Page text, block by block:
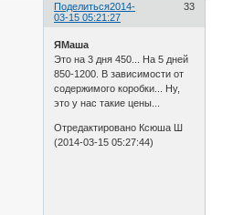
Поделиться 33
2014-
03-15 05:21:27
ЯМаша
Это на 3 дня 450... На 5 дней
850-1200. В зависимости от
содержимого коробки... Ну,
это у нас такие цены...
Отредактировано Ксюша Ш
(2014-03-15 05:27:44)